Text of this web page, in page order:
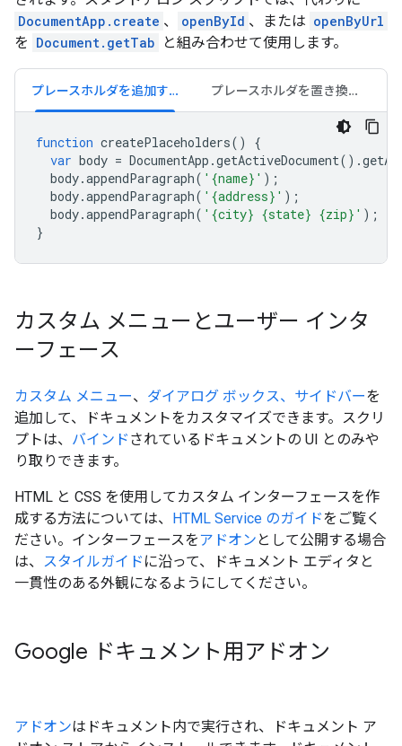
DocumentApp.create 、 openById 、または openByUrl
を Document.getTab と組み合わせて使用します。
プレースホルダを追加する プレースホルダを置き換える
function createPlaceholders()
{
var body = DocumentApp .getActiveDocument().
body.appendParagraph( '{name}' );
body.appendParagraph( '{address}' );
body.appendParagraph( '{city} {state} {zip}' );
}
カスタム メニューとユーザー インタ
ーフェース
カスタム メニュー、 ダイアログ ボックス、サイドバーを
追加して、ドキュメントをカスタマイズできます。スクリ
プトは、 バインド されているドキュメントの UI とのみや
り取りできます。
HTML と CSS を使用してカスタム インターフェースを作
成する方法については、 HTML Service のガイドをご覧く
ださい。インターフェースをアドオン として公開する場合
は、 スタイルガイド に沿って、ドキュメント エディタと
一貫性のある外観になるようにしてください。
Google ドキュメント用アドオン
アドオンはドキュメント内で実行され、ドキュメント ア